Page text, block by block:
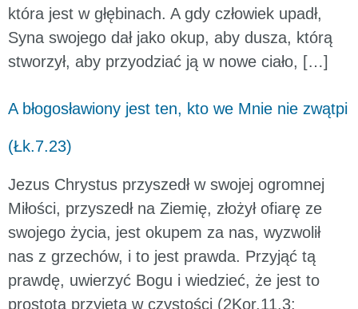
która jest w głębinach. A gdy człowiek upadł,
Syna swojego dał jako okup, aby dusza, którą
stworzył, aby przyodziać ją w nowe ciało, […]
A błogosławiony jest ten, kto we Mnie nie zwątpi
(Łk.7.23)
Jezus Chrystus przyszedł w swojej ogromnej
Miłości, przyszedł na Ziemię, złożył ofiarę ze
swojego życia, jest okupem za nas, wyzwolił
nas z grzechów, i to jest prawda. Przyjąć tą
prawdę, uwierzyć Bogu i wiedzieć, że jest to
prostota przyjęta w czystości (2Kor.11.3: